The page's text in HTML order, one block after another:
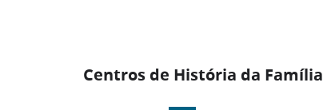
Centros de História da Família